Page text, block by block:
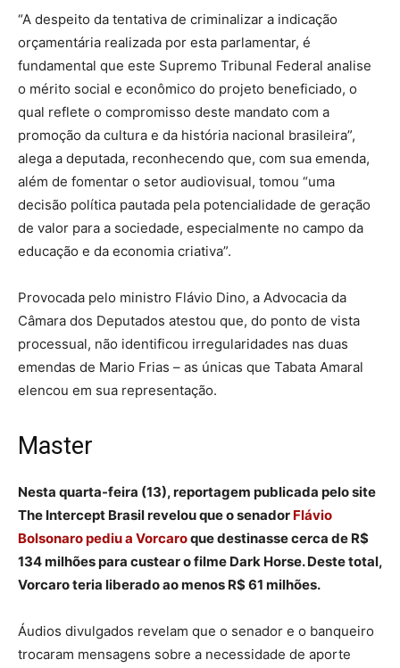
“A despeito da tentativa de criminalizar a indicação
orçamentária realizada por esta parlamentar, é
fundamental que este Supremo Tribunal Federal analise
o mérito social e econômico do projeto beneficiado, o
qual reflete o compromisso deste mandato com a
promoção da cultura e da história nacional brasileira”,
alega a deputada, reconhecendo que, com sua emenda,
além de fomentar o setor audiovisual, tomou “uma
decisão política pautada pela potencialidade de geração
de valor para a sociedade, especialmente no campo da
educação e da economia criativa”.
Provocada pelo ministro Flávio Dino, a Advocacia da
Câmara dos Deputados atestou que, do ponto de vista
processual, não identificou irregularidades nas duas
emendas de Mario Frias – as únicas que Tabata Amaral
elencou em sua representação.
Master
Nesta quarta-feira (13), reportagem publicada pelo site
The Intercept Brasil revelou que o senador Flávio
Bolsonaro pediu a Vorcaroque destinasse cerca de R$
134 milhões para custear o filme Dark Horse. Deste total,
Vorcaro teria liberado ao menos R$ 61 milhões.
Áudios divulgados revelam que o senador e o banqueiro
trocaram mensagens sobre a necessidade de aporte